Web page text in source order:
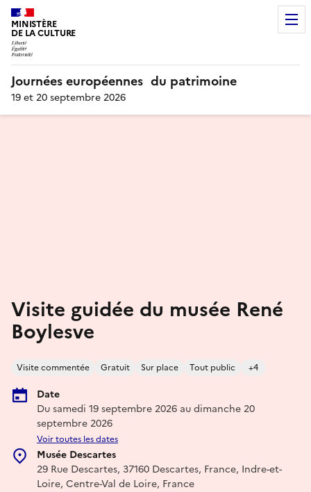
MINISTÈRE
DE LA CULTURE
Journées européennes du patrimoine
19 et 20 septembre 2026
Visite guidée du musée René
Boylesve
Visite commentée Gratuit Sur place Tout public +4
Date
Du samedi 19 septembre 2026 au dimanche 20
septembre 2026
Voir toutes les dates
Musée Descartes
29 Rue Descartes, 37160 Descartes, France, Indre-et-
Loire, Centre-Val de Loire, France